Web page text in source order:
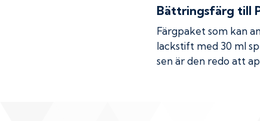
Bättringsfärg till
Färgpaket som kan
lackstift med 30 ml
sen är den redo att